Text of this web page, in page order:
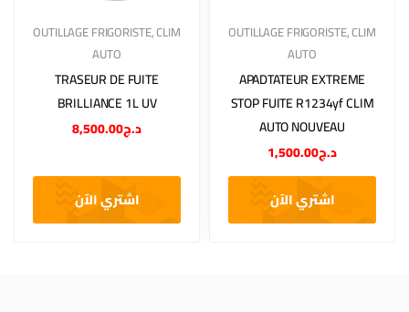
OUTILLAGE FRIGORISTE,CLIM
AUTO
TRASEUR DE FUITE
BRILLIANCE 1L UV
د.ج8,500.00
اشتري الآن
OUTILLAGE FRIGORISTE,CLIM
AUTO
APADTATEUR EXTREME
STOP FUITE R1234yf CLIM
AUTO NOUVEAU
د.ج1,500.00
اشتري الآن